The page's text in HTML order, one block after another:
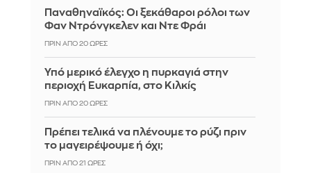
Παναθηναϊκός: Οι ξεκάθαροι ρόλοι των
Φαν Ντρόνγκελεν και Ντε Φράι
ΠΡΙΝ ΑΠΌ 20 ΏΡΕΣ
Υπό μερικό έλεγχο η πυρκαγιά στην
περιοχή Ευκαρπία, στο Κιλκίς
ΠΡΙΝ ΑΠΌ 20 ΏΡΕΣ
Πρέπει τελικά να πλένουμε το ρύζι πριν
το μαγειρέψουμε ή όχι;
ΠΡΙΝ ΑΠΌ 21 ΏΡΕΣ